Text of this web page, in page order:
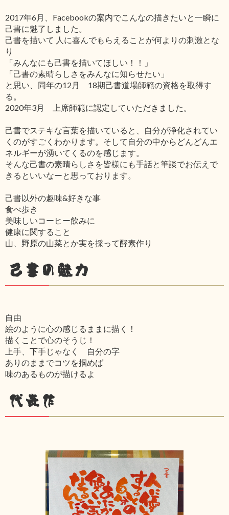
2017年6月、Facebookの案内でこんなの描きたいと一瞬に
己書に魅了しました。
己書を描いて 人に喜んでもらえることが何よりの刺激とな
り
「みんなにも己書を描いてほしい！！」
「己書の素晴らしさをみんなに知らせたい」
と思い、同年の12月 18期己書道場師範の資格を取得す
る。
2020年3月 上席師範に認定していただきました。
己書でステキな言葉を描いていると、自分が浄化されてい
くのがすごくわかります。そして自分の中からどんどんエ
ネルギーが湧いてくるのを感じます。
そんな己書の素晴らしさを皆様にも手話と筆談でお伝えで
きるといいなーと思っております。
己書以外の趣味&好きな事
食べ歩き
美味しいコーヒー飲みに
健康に関すること
山、野原の山菜とか実を採って酵素作り
己書の魅力
自由
絵のように心の感じるままに描く！
描くことで心のそうじ！
上手、下手じゃなく 自分の字
ありのままでコツを掴めば
味のあるものが描けるよ
代表作